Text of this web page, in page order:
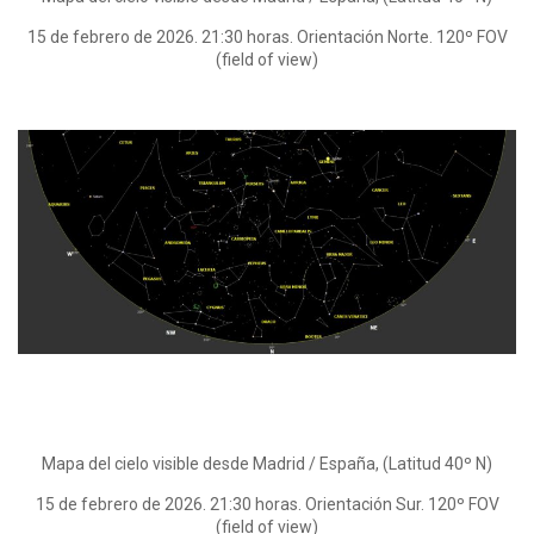
15 de febrero de 2026. 21:30 horas. Orientación Norte. 120º FOV
(field of view)
Mapa del cielo visible desde Madrid / España, (Latitud 40º N)
15 de febrero de 2026. 21:30 horas. Orientación Sur. 120º FOV
(field of view)